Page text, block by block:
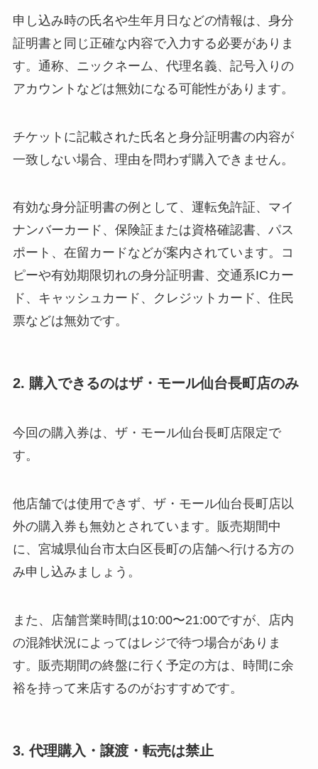
申し込み時の氏名や生年月日などの情報は、身分
証明書と同じ正確な内容で入力する必要がありま
す。通称、ニックネーム、代理名義、記号入りの
アカウントなどは無効になる可能性があります。
チケットに記載された氏名と身分証明書の内容が
一致しない場合、理由を問わず購入できません。
有効な身分証明書の例として、運転免許証、マイ
ナンバーカード、保険証または資格確認書、パス
ポート、在留カードなどが案内されています。コ
ピーや有効期限切れの身分証明書、交通系ICカー
ド、キャッシュカード、クレジットカード、住民
票などは無効です。
2. 購入できるのはザ・モール仙台長町店のみ
今回の購入券は、ザ・モール仙台長町店限定で
す。
他店舗では使用できず、ザ・モール仙台長町店以
外の購入券も無効とされています。販売期間中
に、宮城県仙台市太白区長町の店舗へ行ける方の
み申し込みましょう。
また、店舗営業時間は10:00〜21:00ですが、店内
の混雑状況によってはレジで待つ場合がありま
す。販売期間の終盤に行く予定の方は、時間に余
裕を持って来店するのがおすすめです。
3. 代理購入・譲渡・転売は禁止